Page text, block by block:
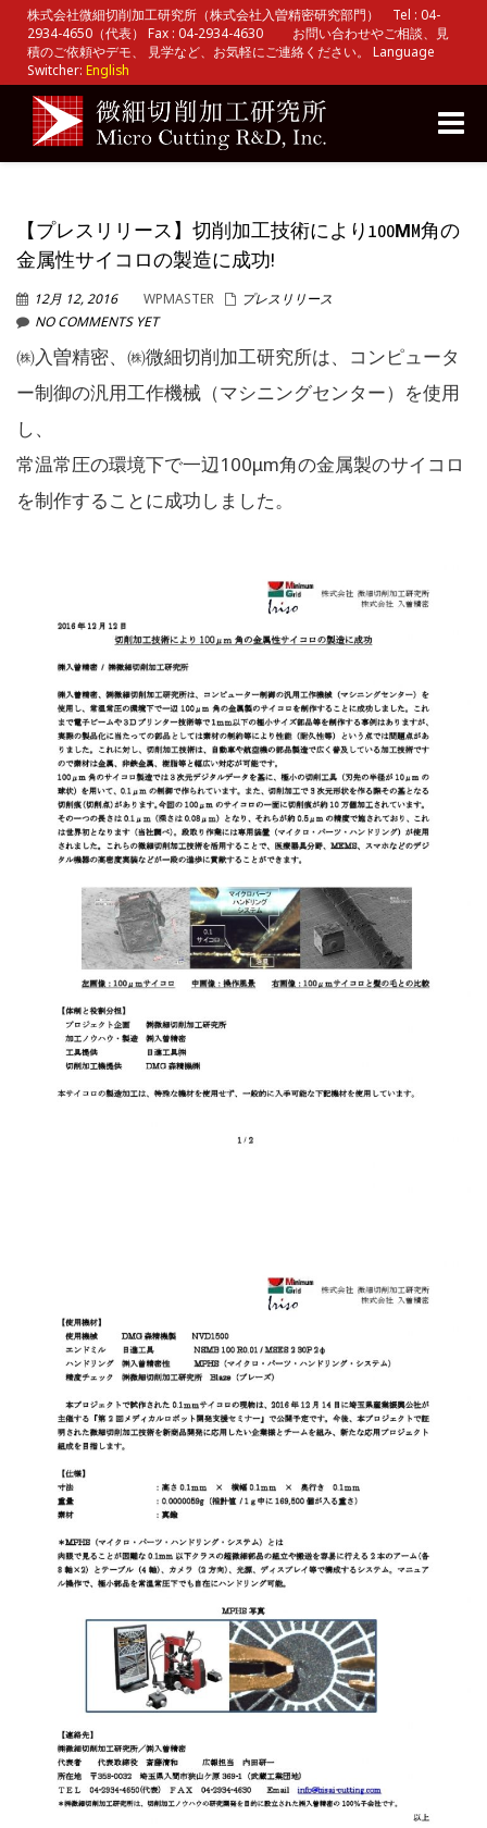
株式会社微細切削加工研究所（株式会社入曽精密研究部門） Tel : 04-
2934-4650（代表） Fax : 04-2934-4630 お問い合わせやご相談、見
積のご依頼やデモ、 見学など、お気軽にご連絡ください。 Language
Switcher: English
Toggle
【プレスリリース】切削加工技術により100ΜM角の
金属性サイコロの製造に成功!
12月 12, 2016
WPMASTER
プレスリリース
NO COMMENTS YET
㈱入曽精密、㈱微細切削加工研究所は、コンピュータ
ー制御の汎用工作機械（マシニングセンター）を使用
し、
常温常圧の環境下で一辺100μm角の金属製のサイコロ
を制作することに成功しました。